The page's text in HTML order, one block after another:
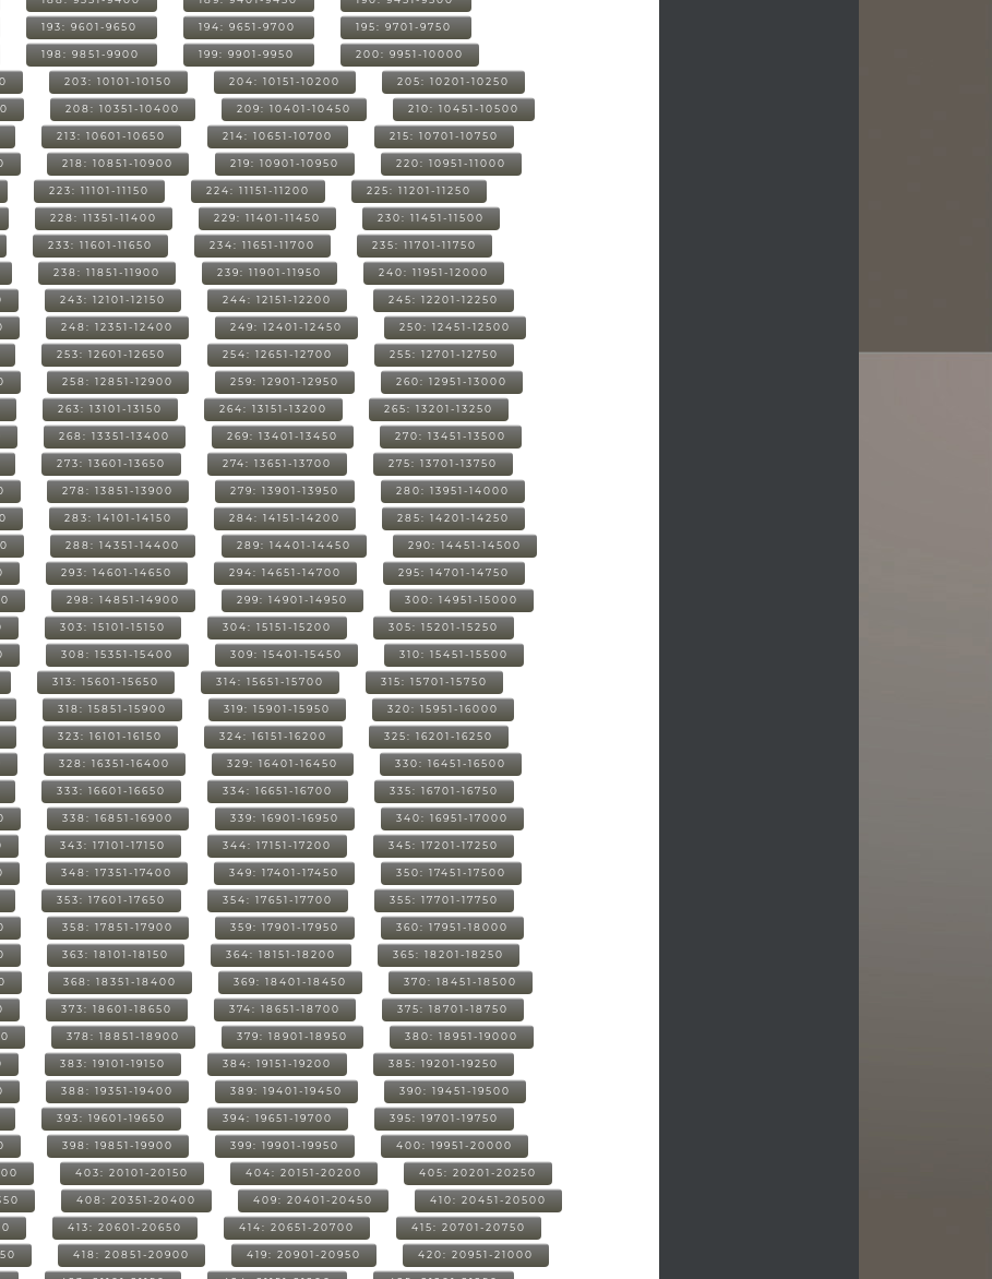
193: 9601-9650 194: 9651-9700 195: 9701-9750
198: 9851-9900 199: 9901-9950 200: 9951-10000
203: 10101-10150 204: 10151-10200 205: 10201-10250
208: 10351-10400 209: 10401-10450 210: 10451-10500
213: 10601-10650 214: 10651-10700 215: 10701-10750
218: 10851-10900 219: 10901-10950 220: 10951-11000
223: 11101-11150 224: 11151-11200 225: 11201-11250
228: 11351-11400 229: 11401-11450 230: 11451-11500
233: 11601-11650 234: 11651-11700 235: 11701-11750
238: 11851-11900 239: 11901-11950 240: 11951-12000
243: 12101-12150 244: 12151-12200 245: 12201-12250
248: 12351-12400 249: 12401-12450 250: 12451-12500
253: 12601-12650 254: 12651-12700 255: 12701-12750
258: 12851-12900 259: 12901-12950 260: 12951-13000
263: 13101-13150 264: 13151-13200 265: 13201-13250
268: 13351-13400 269: 13401-13450 270: 13451-13500
273: 13601-13650 274: 13651-13700 275: 13701-13750
278: 13851-13900 279: 13901-13950 280: 13951-14000
283: 14101-14150 284: 14151-14200 285: 14201-14250
288: 14351-14400 289: 14401-14450 290: 14451-14500
293: 14601-14650 294: 14651-14700 295: 14701-14750
298: 14851-14900 299: 14901-14950 300: 14951-15000
303: 15101-15150 304: 15151-15200 305: 15201-15250
308: 15351-15400 309: 15401-15450 310: 15451-15500
313: 15601-15650 314: 15651-15700 315: 15701-15750
318: 15851-15900 319: 15901-15950 320: 15951-16000
323: 16101-16150 324: 16151-16200 325: 16201-16250
328: 16351-16400 329: 16401-16450 330: 16451-16500
333: 16601-16650 334: 16651-16700 335: 16701-16750
338: 16851-16900 339: 16901-16950 340: 16951-17000
343: 17101-17150 344: 17151-17200 345: 17201-17250
348: 17351-17400 349: 17401-17450 350: 17451-17500
353: 17601-17650 354: 17651-17700 355: 17701-17750
358: 17851-17900 359: 17901-17950 360: 17951-18000
363: 18101-18150 364: 18151-18200 365: 18201-18250
368: 18351-18400 369: 18401-18450 370: 18451-18500
373: 18601-18650 374: 18651-18700 375: 18701-18750
378: 18851-18900 379: 18901-18950 380: 18951-19000
383: 19101-19150 384: 19151-19200 385: 19201-19250
388: 19351-19400 389: 19401-19450 390: 19451-19500
393: 19601-19650 394: 19651-19700 395: 19701-19750
398: 19851-19900 399: 19901-19950 400: 19951-20000
403: 20101-20150 404: 20151-20200 405: 20201-20250
408: 20351-20400 409: 20401-20450 410: 20451-20500
413: 20601-20650 414: 20651-20700 415: 20701-20750
418: 20851-20900 419: 20901-20950 420: 20951-21000